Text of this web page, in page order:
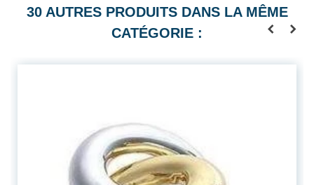
30 AUTRES PRODUITS DANS LA MÊME
CATÉGORIE :